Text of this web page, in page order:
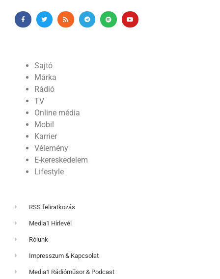
Sajtó
Márka
Rádió
TV
Online média
Mobil
Karrier
Vélemény
E-kereskedelem
Lifestyle
RSS feliratkozás
Media1 Hírlevél
Rólunk
Impresszum & Kapcsolat
Media1 Rádióműsor & Podcast